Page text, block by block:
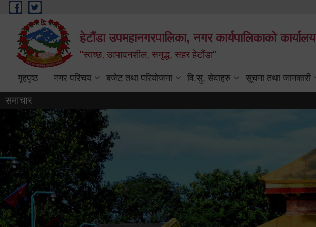
Skip to main content
हेटौंडा उपमहानगरपालिका, नगर कार्यपालिकाको कार्यालय
"स्वच्छ, उत्पादनशील, समृद्ध, सहर हेटौंडा"
गृहपृष्ठ नगर परिचय बजेट तथा परियोजना वि.सु. सेवाहरु सूचना तथा जानकारी
समाचार